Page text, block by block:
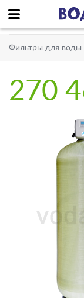
Фильтры для воды
270